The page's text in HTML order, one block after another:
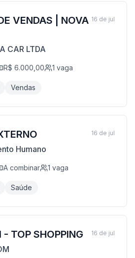
VENDAS | NOVA
CAR LTDA
R$ 6.000,00 1 vaga
Vendas
16 de jul
Humano
A combinar 1 vaga
Saúde
16 de jul
TOP SHOPPING 16 de jul